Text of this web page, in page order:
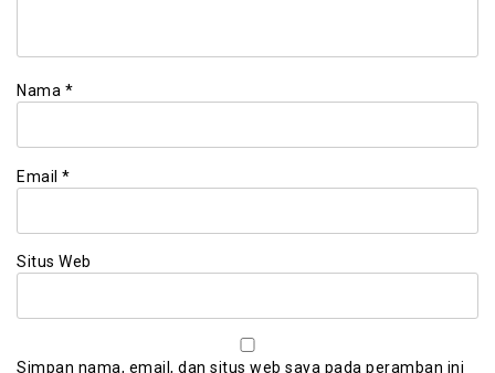
Nama *
Email *
Situs Web
Simpan nama, email, dan situs web saya pada peramban ini